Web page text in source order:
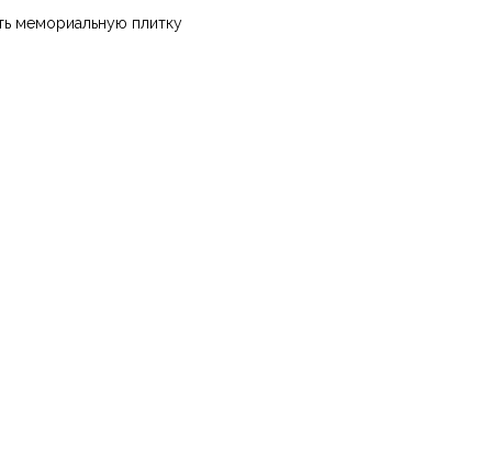
мемориальную плитку